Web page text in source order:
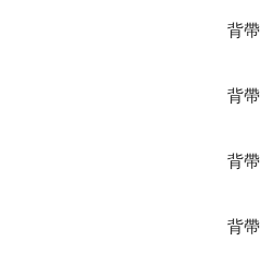
背帶
背帶
背帶
背帶